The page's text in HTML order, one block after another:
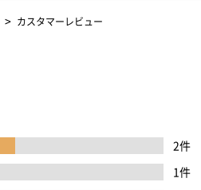
> カスタマーレビュー
2件
1件